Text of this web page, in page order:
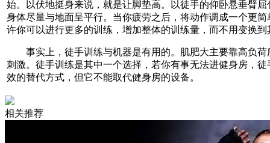
始。以伏地挺身来说，就是让脚垫高。以徒手的仰卧悬垂臂
身体尽量与地面呈平行。当你疲劳之后，将动作调成一个更
许你可以进行更多的训练，增加整体的训练量，而不用变换
事实上，徒手训练与机器是有用的。肌肥大主要靠高负荷
刺激。徒手训练是其中一个选择，若你有事无法进健身房，
效的替代方式，但它不能取代健身房的设备。
相关推荐